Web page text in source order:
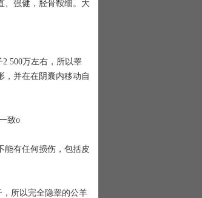
、强健，胫骨鞍细。大
500万左右，所以睾
，并在在阴囊内移动自
致o
有任何损伤，包括皮
所以完全隐睾的公羊